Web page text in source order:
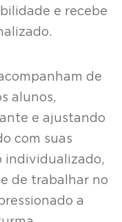
e recebe
de
alunos,
e ajustando
com suas
individualizado,
de trabalhar no
a